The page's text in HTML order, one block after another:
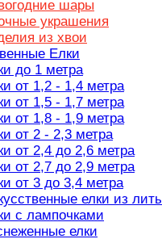
шары
украшения
из хвои
Елки
до 1 метра
от 1,2 - 1,4 метра
от 1,5 - 1,7 метра
от 1,8 - 1,9 метра
от 2 - 2,3 метра
от 2,4 до 2,6 метра
от 2,7 до 2,9 метра
от 3 до 3,4 метра
елки из
с лампочками
елки